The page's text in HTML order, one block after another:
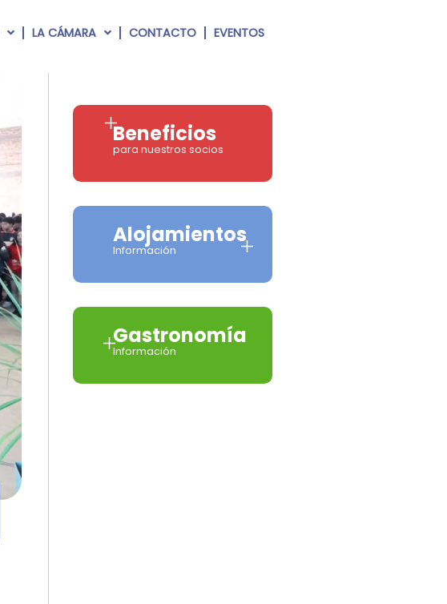
LA CÁMARA CONTACTO EVENTOS
Beneficios
para nuestros socios
Alojamientos
Información
Gastronomía
Información